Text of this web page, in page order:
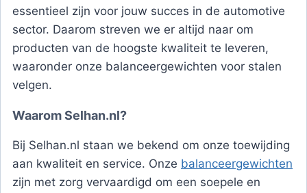
essentieel zijn voor jouw succes in de automotive
sector. Daarom streven we er altijd naar om
producten van de hoogste kwaliteit te leveren,
waaronder onze balanceergewichten voor stalen
velgen.
Waarom Selhan.nl?
Bij Selhan.nl staan we bekend om onze toewijding
aan kwaliteit en service. Onze balanceergewichten
zijn met zorg vervaardigd om een soepele en